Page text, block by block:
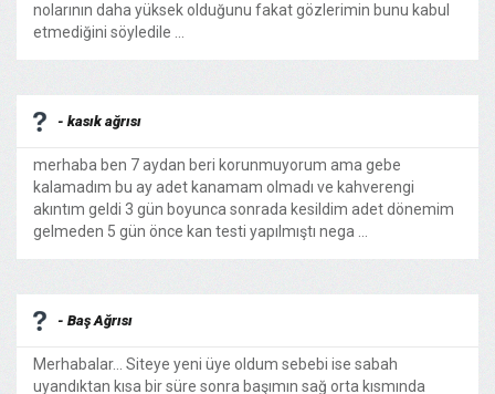
nolarının daha yüksek olduğunu fakat gözlerimin bunu kabul
etmediğini söyledile ...
- kasık ağrısı
merhaba ben 7 aydan beri korunmuyorum ama gebe
kalamadım bu ay adet kanamam olmadı ve kahverengi
akıntım geldi 3 gün boyunca sonrada kesildim adet dönemim
gelmeden 5 gün önce kan testi yapılmıştı nega ...
- Baş Ağrısı
Merhabalar... Siteye yeni üye oldum sebebi ise sabah
uyandıktan kısa bir süre sonra başımın sağ orta kısmında